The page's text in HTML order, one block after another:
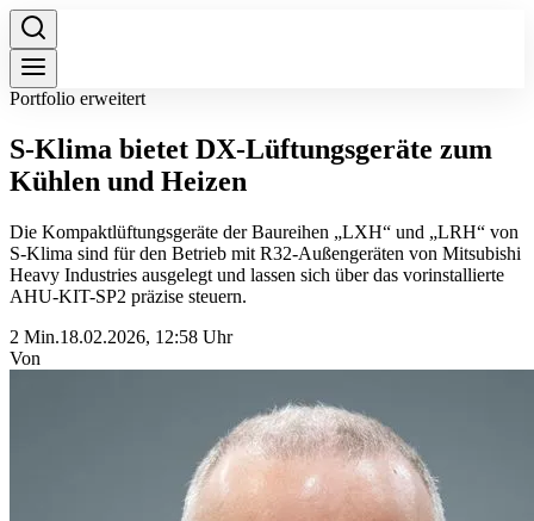
Portfolio erweitert
S-Klima bietet DX-Lüftungsgeräte zum
Kühlen und Heizen
Die Kompaktlüftungsgeräte der Baureihen „LXH“ und „LRH“ von
S-Klima sind für den Betrieb mit R32-Außengeräten von Mitsubishi
Heavy Industries ausgelegt und lassen sich über das vorinstallierte
AHU-KIT-SP2 präzise steuern.
2 Min.18.02.2026, 12:58 Uhr
Von